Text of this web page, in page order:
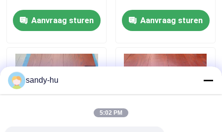
Nieuws
Gevallen
vloerbeschermer
Aanvraag sturen Aanvraag sturen
sandy-hu
5:02 PM